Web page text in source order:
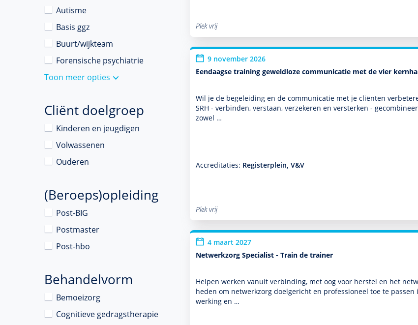
Autisme
Basis ggz
Buurt/wijkteam
Forensische psychiatrie
Toon meer opties
Cliënt doelgroep
Kinderen en jeugdigen
Volwassenen
Ouderen
(Beroeps)opleiding
Post-BIG
Postmaster
Post-hbo
Behandelvorm
Bemoeizorg
Cognitieve gedragstherapie
Plek vrij
9 november 2026
Eendaagse training geweldloze communicatie met de vier
Wil je de bege­lei­ding en de com­muni­ca­tie met je cliënten
SRH - verbinden, verstaan, verzekeren en versterken -
zowel …
Accreditaties: Registerplein, V&V
Plek vrij
4 maart 2027
Netwerkzorg Specialist - Train de trainer
Helpen werken vanuit verbinding, met oog voor herstel en het
heden om netwerkzorg doelgericht en professioneel toe te
wer­king en …